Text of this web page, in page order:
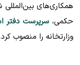
همکاری‌های
حکمی،سرپرست دفتر
وزارتخانه را منصوب